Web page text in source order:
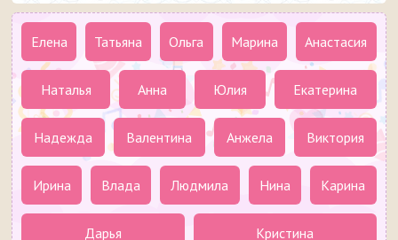
Елена Татьяна Ольга Марина Анастасия
Наталья Анна Юлия Екатерина
Надежда Валентина Анжела Виктория
Ирина Влада Людмила Нина Карина
Дарья Кристина